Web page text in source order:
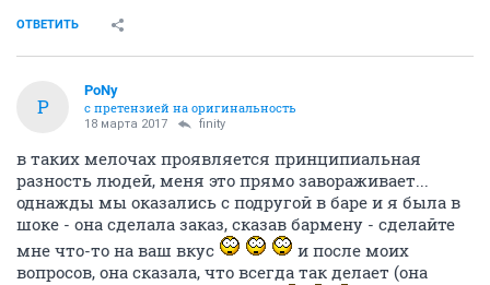
ОТВЕТИТЬ
P
PoNy
с претензией на оригинальность
18 марта 2017 finity
в таких мелочах проявляется принципиальная
разность людей, меня это прямо завораживает...
однажды мы оказались с подругой в баре и я была в
шоке - она сделала заказ, сказав бармену - сделайте
мне что-то на ваш вкус
и после моих
вопросов, она сказала, что всегда так делает (она